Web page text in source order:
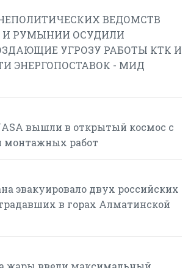
ВЕДОМСТВ
И РУМЫНИИ ОСУДИЛИ
УГРОЗУ РАБОТЫ КТК И
ЭНЕРГОПОСТАВОК - МИД
вышли в открытый космос с
монтажных работ
эвакуировало двух российских
в горах Алматинской